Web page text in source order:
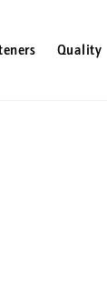
Quality